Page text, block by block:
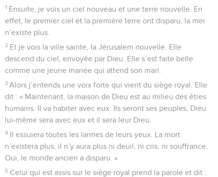
1 Ensuite, je vois un ciel nouveau et une terre nouvelle. En
effet, le premier ciel et la première terre ont disparu, la mer
n’existe plus.
2 Et je vois la ville sainte, la Jérusalem nouvelle. Elle
descend du ciel, envoyée par Dieu. Elle s’est faite belle
comme une jeune mariée qui attend son mari.
3 Alors j’entends une voix forte qui vient du siège royal. Elle
dit : « Maintenant, la maison de Dieu est au milieu des êtres
humains. Il va habiter avec eux. Ils seront ses peuples, Dieu
lui-même sera avec eux et il sera leur Dieu.
4 Il essuiera toutes les larmes de leurs yeux. La mort
n’existera plus, il n’y aura plus ni deuil, ni cris, ni souffrance.
Oui, le monde ancien a disparu. »
5 Celui qui est assis sur le siège royal prend la parole et dit :